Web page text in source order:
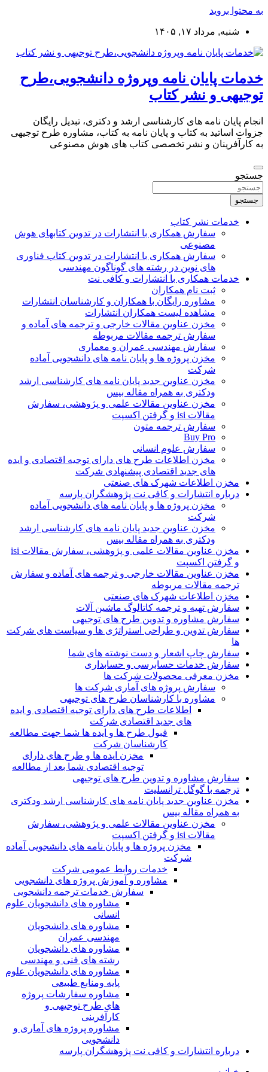
به محتوا بروید
شنبه, مرداد ۱۷, ۱۴۰۵
خدمات پایان نامه وپروژه دانشجویی،طرح
توجیهی و نشر کتاب
انجام پایان نامه های کارشناسی ارشد و دکتری، تبدیل رایگان
جزوات اساتید به کتاب و پایان نامه به کتاب، مشاوره طرح توجیهی
به کارآفرینان و نشر تخصصی کتاب های هوش مصنوعی
جستجو
جستجو
خدمات نشر کتاب
سفارش همکاری با انتشارات در تدوین کتابهای هوش
مصنوعی
سفارش همکاری با انتشارات در تدوین کتاب فناوری
های نوین در رشته های گوناگون مهندسی
خدمات همکاری با انتشارات و کافی نت
ثبت نام همکاران
مشاوره رایگان با همکاران و کارشناسان انتشارات
مشاهده لیست همکاران انتشارات
مخزن عناوین مقالات خارجی و ترجمه های آماده و
سفارش ترجمه مقالات مربوطه
سفارش مهندسی عمران و معماری
مخزن پروژه ها و پایان نامه های دانشجویی آماده
شرکت
مخزن عناوین جدید پایان نامه های کارشناسی ارشد
ودکتری به همراه مقاله بیس
مخزن عناوین مقالات علمی و پژوهشی، سفارش
مقالات isi و گرفتن اکسپت
سفارش ترجمه متون
Buy Pro
سفارش علوم انسانی
مخزن اطلاعات طرح های دارای توجیه اقتصادی و ایده
های جدید اقتصادی پیشنهادی شرکت
مخزن اطلاعات شهرک های صنعتی
درباره انتشارات و کافی نت پژوهشگران پارسه
مخزن پروژه ها و پایان نامه های دانشجویی آماده
شرکت
مخزن عناوین جدید پایان نامه های کارشناسی ارشد
ودکتری به همراه مقاله بیس
مخزن عناوین مقالات علمی و پژوهشی، سفارش مقالات isi
و گرفتن اکسپت
مخزن عناوین مقالات خارجی و ترجمه های آماده و سفارش
ترجمه مقالات مربوطه
مخزن اطلاعات شهرک های صنعتی
سفارش تهیه و ترجمه کاتالوگ ماشین آلات
سفارش مشاوره و تدوین طرح های توجیهی
سفارش تدوین و طراحی استراتژی ها و سیاست های شرکت
ها
سفارش چاپ اشعار و دست نوشته های شما
سفارش خدمات حسابرسی و حسابداری
مخزن معرفی محصولات شرکت ها
سفارش پروژه های آماری شرکت ها
مشاوره با کارشناسان طرح های توجیهی
اطلاعات طرح های دارای توجیه اقتصادی و ایده
های جدید اقتصادی شرکت
قبول طرح ها و ایده ها شما جهت مطالعه
کارشناسان شرکت
مخزن ایده ها و طرح های دارای
توجیه اقتصادی شما بعد از مطالعه
سفارش مشاوره و تدوین طرح های توجیهی
ترجمه با گوگل ترانسلیت
مخزن عناوین جدید پایان نامه های کارشناسی ارشد ودکتری
به همراه مقاله بیس
مخزن عناوین مقالات علمی و پژوهشی، سفارش
مقالات isi و گرفتن اکسپت
مخزن پروژه ها و پایان نامه های دانشجویی آماده
شرکت
خدمات روابط عمومی شرکت
مشاوره و آموزش پروژه های دانشجویی
سفارش خدمات ترجمه دانشجویی
مشاوره های دانشجویان علوم
انسانی
مشاوره های دانشجویان
مهندسی عمران
مشاوره های دانشجویان
رشته های فنی و مهندسی
مشاوره های دانشجویان علوم
پایه ومنابع طبیعی
مشاوره سفارشات پروژه
های طرح توجیهی و
کارآفرینی
مشاوره پروژه های آماری و
دانشجویی
درباره انتشارات و کافی نت پژوهشگران پارسه